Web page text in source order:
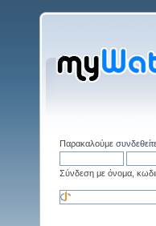
Παρακαλούμε
Σύνδεση με όνομα,